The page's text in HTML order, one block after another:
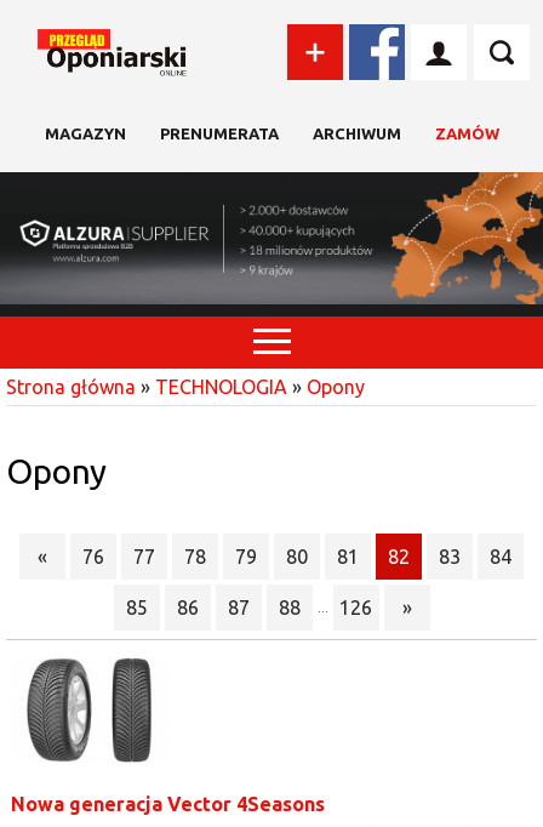
MAGAZYN PRENUMERATA ARCHIWUM ZAMÓW
Strona główna » TECHNOLOGIA » Opony
Opony
« 76 77 78 79 80 81 82 83 84
85 86 87 88 126 »
Nowa generacja Vector 4Seasons